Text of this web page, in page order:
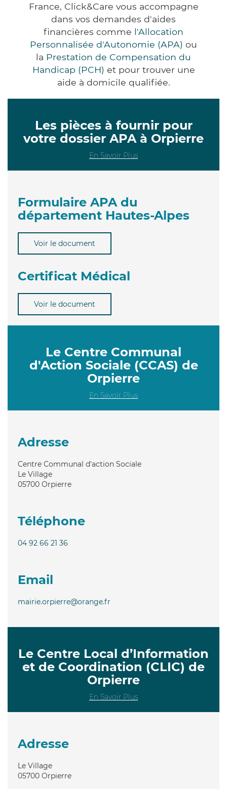
France, Click&Care vous accompagne
dans vos demandes d'aides
financières comme l'Allocation
Personnalisée d'Autonomie (APA) ou
la Prestation de Compensation du
Handicap (PCH) et pour trouver une
aide à domicile qualifiée.
Les pièces à fournir pour
votre dossier APA à Orpierre
En Savoir Plus
Formulaire APA du
département Hautes-Alpes
Voir le document
Certificat Médical
Voir le document
Le Centre Communal
d'Action Sociale (CCAS) de
Orpierre
En Savoir Plus
Adresse
Centre Communal d'action Sociale
Le Village
05700 Orpierre
Téléphone
04 92 66 21 36
Email
mairie.orpierre@orange.fr
Le Centre Local d’Information
et de Coordination (CLIC) de
Orpierre
En Savoir Plus
Adresse
Le Village
05700 Orpierre